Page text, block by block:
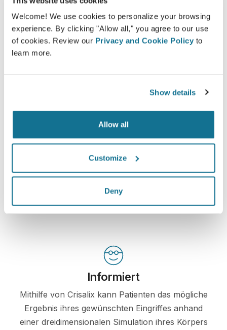
Welcome! We use cookies to personalize your browsing
experience. By clicking "Allow all," you agree to our use
of cookies. Review our Privacy and Cookie Policy to
learn more.
Show details
Allow all
Customize
Deny
3D Brust-Beratung
3D Körper-Beratung
Verbesserte Patientenbetreuung
Crisalix ist ein innovatives Hilfsmittel, das die
Kommunikation zwischen Ärzten und Patienten
verbessert. Die vernetzte Plattform stärkt die
Beziehung zwischen Patienten und ihren Ärzten.
Informiert
Mithilfe von Crisalix kann Patienten das mögliche
Ergebnis ihres gewünschten Eingriffes anhand
einer dreidimensionalen Simulation ihres Körpers